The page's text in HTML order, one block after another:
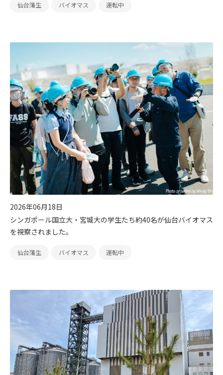
日本語 English Tiếng Việt 한국어
太陽光発電の取り組み
バイオマス発電の取り組み
株式情報 / 社債情報
IRカレンダー
よくあるご質問
IRメール配信
仙台蒲生 バイオマス 運転中
2026年06月18日
シンガポール国立大・宮城大の学生たち約40名が仙台バイオマス
を視察されました。
仙台蒲生 バイオマス 運転中